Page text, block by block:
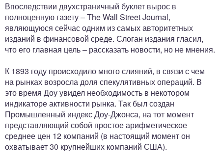
Впоследствии двухстраничный буклет вырос в
полноценную газету – The Wall Street Journal,
являющуюся сейчас одним из самых авторитетных
изданий в финансовой среде. Слоган издания гласил,
что его главная цель – рассказать новости, но не мнения.
К 1893 году происходило много слияний, в связи с чем
на рынках возросла доля спекулятивных операций. В
это время Доу увидел необходимость в некотором
индикаторе активности рынка. Так был создан
Промышленный индекс Доу-Джонса, на тот момент
представляющий собой простое арифметическое
среднее цен 12 компаний (в настоящий момент он
охватывает 30 крупнейших компаний США).